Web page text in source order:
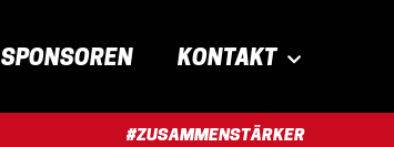
SPONSOREN KONTAKT
#ZUSAMMENSTÄRKER​